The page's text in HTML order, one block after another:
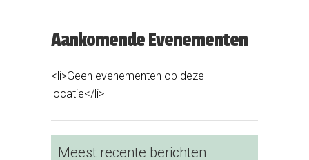
Aankomende Evenementen
<li>Geen evenementen op deze
locatie</li>
Meest recente berichten